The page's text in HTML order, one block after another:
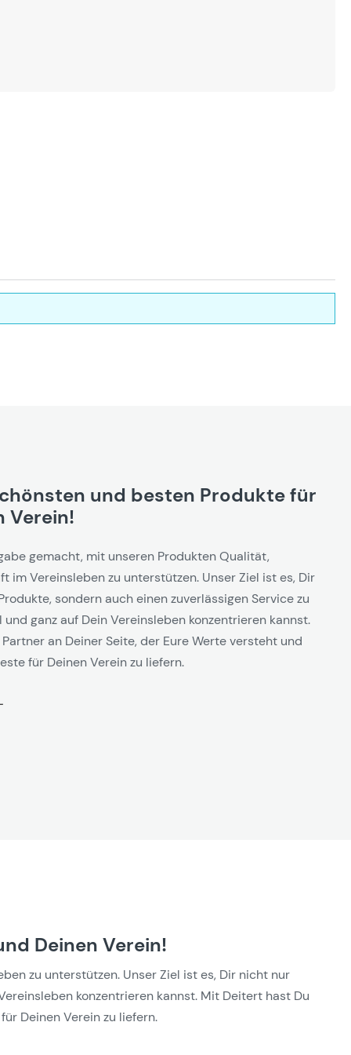
und besten Produkte für
Verein!
gemacht, mit unseren Produkten Qualität,
im Vereinsleben zu unterstützen. Unser Ziel ist es, Dir
sondern auch einen zuverlässigen Service zu
ganz auf Dein Vereinsleben konzentrieren kannst.
an Deiner Seite, der Eure Werte versteht und
für Deinen Verein zu liefern.
Deinen Verein!
zu unterstützen. Unser Ziel ist es, Dir nicht nur
konzentrieren kannst. Mit Deitert hast Du
Deinen Verein zu liefern.